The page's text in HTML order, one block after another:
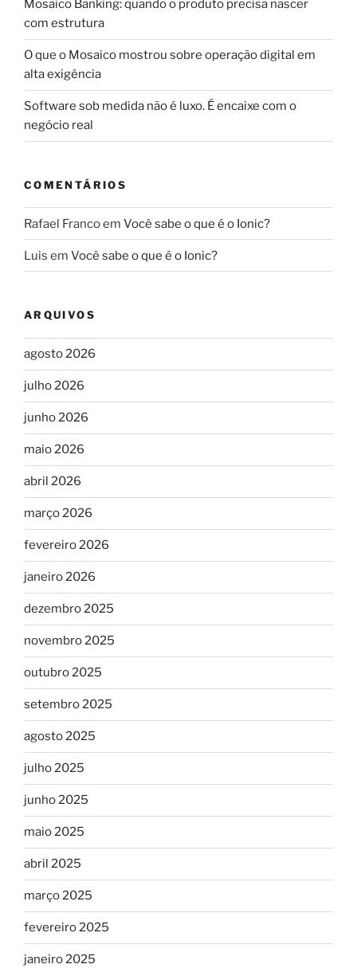
Mosaico Banking: quando o produto precisa nascer
com estrutura
O que o Mosaico mostrou sobre operação digital em
alta exigência
Software sob medida não é luxo. É encaixe com o
negócio real
COMENTÁRIOS
Rafael Francoem Você sabe o que é o Ionic?
Luis em Você sabe o que é o Ionic?
ARQUIVOS
agosto 2026
julho 2026
junho 2026
maio 2026
abril 2026
março 2026
fevereiro 2026
janeiro 2026
dezembro 2025
novembro 2025
outubro 2025
setembro 2025
agosto 2025
julho 2025
junho 2025
maio 2025
abril 2025
março 2025
fevereiro 2025
janeiro 2025